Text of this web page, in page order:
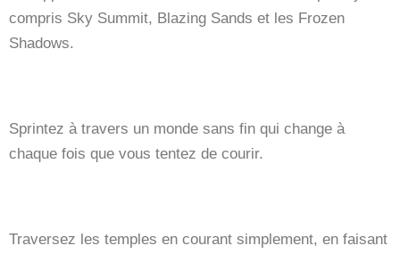
compris Sky Summit, Blazing Sands et les Frozen
Shadows.
Sprintez à travers un monde sans fin qui change à
chaque fois que vous tentez de courir.
Traversez les temples en courant simplement, en faisant